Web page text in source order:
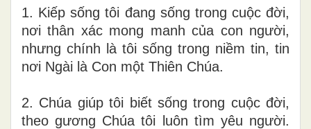
1. Kiếp sống tôi đang sống trong cuộc đời,
nơi thân xác mong manh của con người,
nhưng chính là tôi sống trong niềm tin, tin
nơi Ngài là Con một Thiên Chúa.
2. Chúa giúp tôi biết sống trong cuộc đời,
theo gương Chúa tôi luôn tìm yêu người.